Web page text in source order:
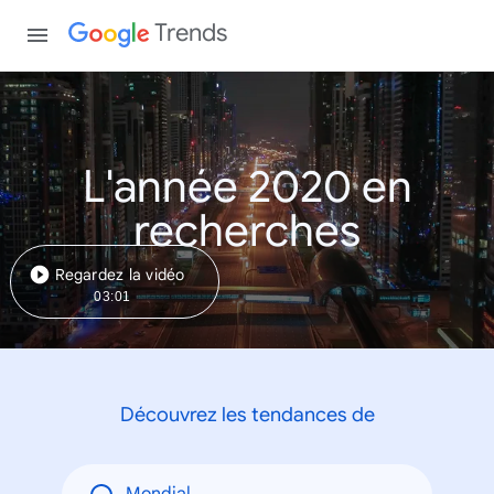
Trends
L'année 2020 en
recherches
Regardez la vidéo
03:01
Découvrez les tendances de